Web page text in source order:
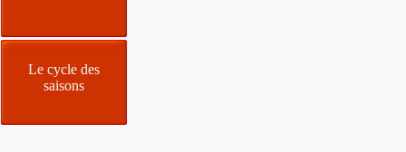
Le cycle des
saisons